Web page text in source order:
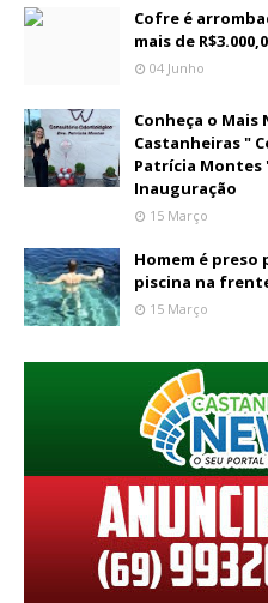
Cofre é
mais de
04 Junho
Conheça o Mais
Castanheiras "
Patrícia Montes
Inauguração
15 Março
Homem é
piscina na
15 Março